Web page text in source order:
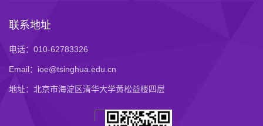
联系地址
电话：010-62783326
Email：ioe@tsinghua.edu.cn
地址：北京市海淀区清华大学黄松益楼四层